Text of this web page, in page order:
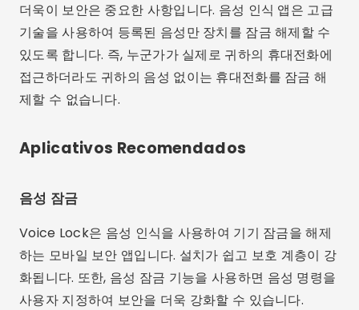
더욱이 보안은 중요한 사항입니다. 음성 인식 앱은 고급
기술을 사용하여 등록된 음성만 장치를 잠금 해제할 수
있도록 합니다. 즉, 누군가가 실제로 귀하의 휴대전화에
접근하더라도 귀하의 음성 없이는 휴대전화를 잠금 해
제할 수 없습니다.
Aplicativos Recomendados
음성 잠금
Voice Lock은 음성 인식을 사용하여 기기 잠금을 해제
하는 모바일 보안 앱입니다. 설치가 쉽고 보호 계층이 강
화됩니다. 또한, 음성 잠금 기능을 사용하면 음성 명령을
사용자 지정하여 보안을 더욱 강화할 수 있습니다.